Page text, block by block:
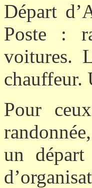
Départ
Poste :
voitures.
chauffeur.
Pour
un